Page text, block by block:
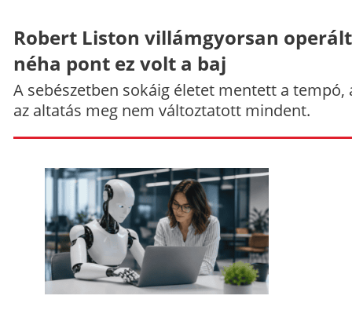
Robert Liston villámgyorsan
néha pont ez volt a baj
A sebészetben sokáig életet mentett a tempó,
az altatás meg nem változtatott mindent.